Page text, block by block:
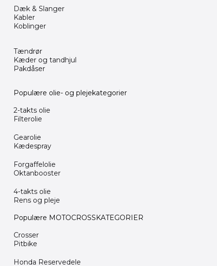
Dæk & Slanger
Kabler
Koblinger
Tændrør
Kæder og tandhjul
Pakdåser
Populære olie- og plejekategorier
2-takts olie
Filterolie
Gearolie
Kædespray
Forgaffelolie
Oktanbooster
4-takts olie
Rens og pleje
Populære MOTOCROSSKATEGORIER
Crosser
Pitbike
Honda Reservedele